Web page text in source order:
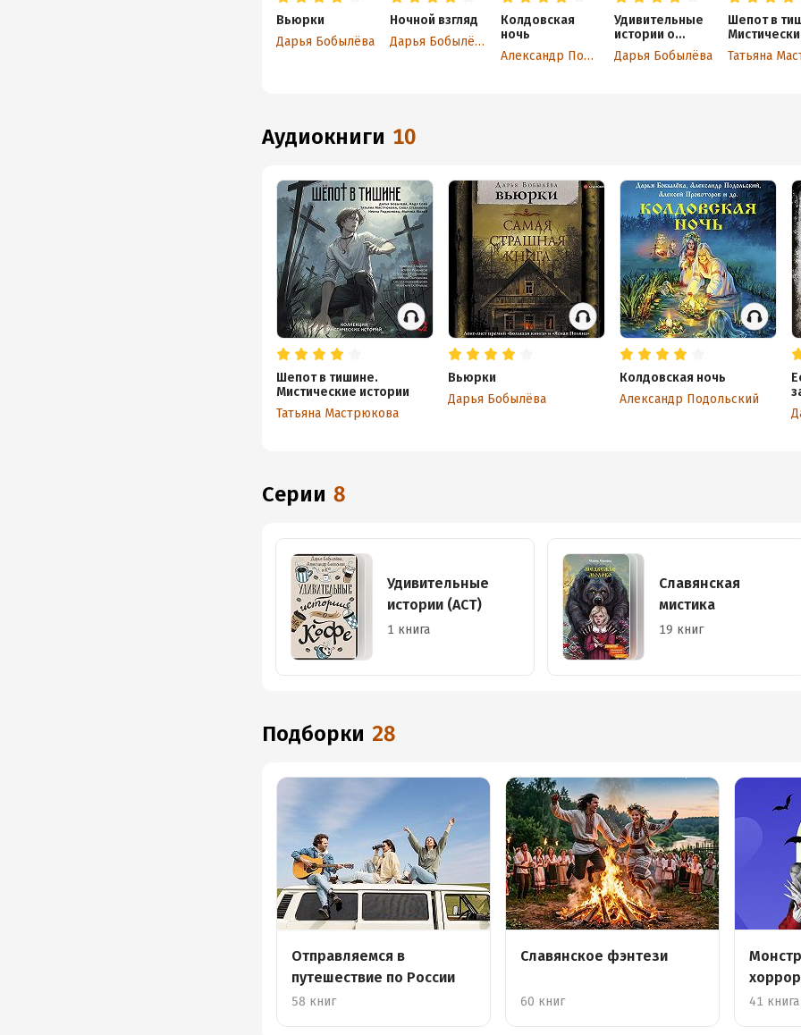
Вьюрки
Дарья Бобылёва
Ночной взгляд
Дарья Бобылёва
Колдовская
ночь
Александр Подольский
Удивительные
истории о
ведьмах
Дарья Бобылёва
Шепот в
истории
аудиокниги 10
Шепот в тишине.
Мистические истории
Татьяна Мастрюкова
Вьюрки
Дарья Бобылёва
Колдовская ночь
Александр Подольский
Серии 8
Удивительные
истории (АСТ)
1 книга
Славянская
мистика
19 книг
Подборки 28
Отправляемся в
путешествие по России
58 книг
Славянское фэнтези
60 книг 41 книга